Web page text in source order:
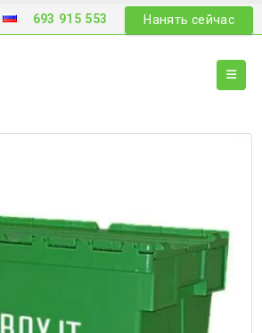
693 915 553 Нанять сейчас